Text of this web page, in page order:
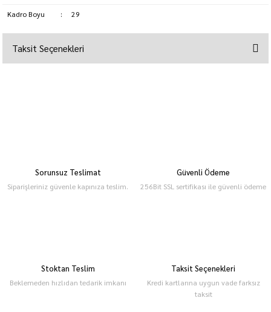
Kadro Boyu
: 29
Taksit Seçenekleri
Sorunsuz Teslimat
Siparişleriniz güvenle kapınıza teslim.
Güvenli Ödeme
256Bit SSL sertifikası ile güvenli ödeme
Stoktan Teslim
Beklemeden hızlıdan tedarik imkanı
Taksit Seçenekleri
Kredi kartlarına uygun vade farksız
taksit